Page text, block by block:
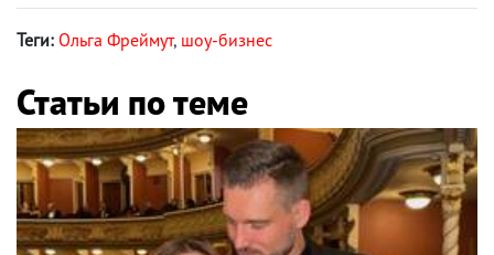
Теги: Ольга Фреймут, шоу-бизнес
Статьи по теме